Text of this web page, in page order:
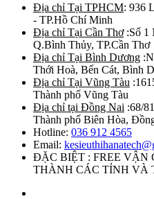
Địa chỉ Tại TPHCM: 936
- TP.Hồ Chí Minh
Địa chỉ Tại Cần Thơ:Số 1
Q.Bình Thủy, TP.Cần Thơ
Địa chỉ Tại Bình Dương
Thới Hoà, Bến Cát, Bình
Địa chỉ Tại Vũng Tàu
Thành phố Vũng Tàu
Địa chỉ tại Đồng Nai :68/
Thành phố Biên Hòa,
Hotline: 036 912 4565
Email:
ĐẶC BIỆT : FREE VẬN
THÀNH CÁC TỈNH VÀ